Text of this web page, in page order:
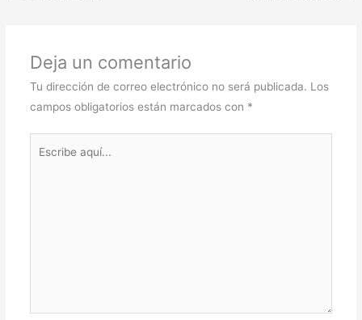
Deja un comentario
Tu dirección de correo electrónico no será publicada. Los
campos obligatorios están marcados con *